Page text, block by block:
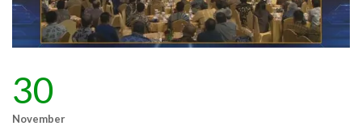
30
November